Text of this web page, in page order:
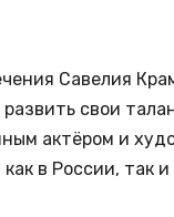
Савелия
свои
актёром и
в России, так и